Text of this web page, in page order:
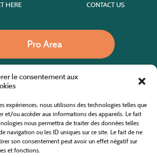
le consentement aux
expériences, nous utilisons des technologies telles que
et/ou accéder aux informations des appareils. Le fait
nous permettra de traiter des données telles
navigation ou les ID uniques sur ce site. Le fait de ne
son consentement peut avoir un effet négatif sur
et fonctions.
HERE CONTACT US
Pro Area
by the European Agricultural Fund for Rural Development
Europe invests in rural areas